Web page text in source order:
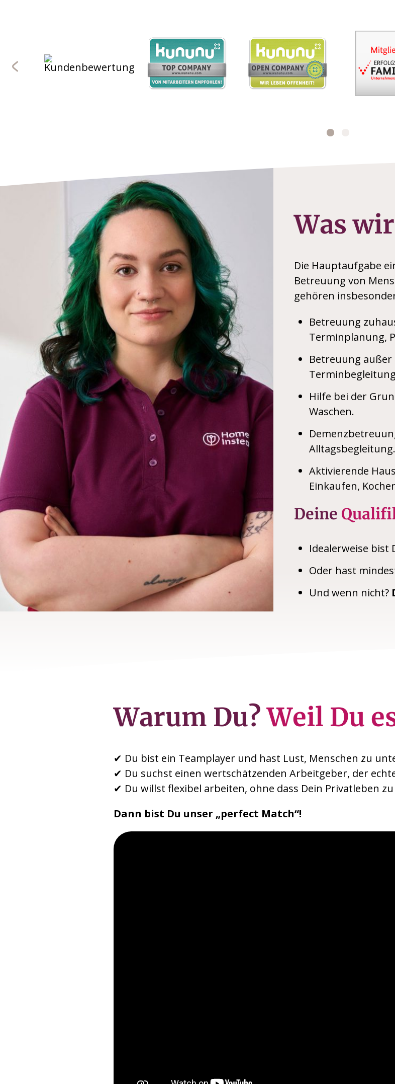
Was
Die Hauptaufgabe
Betreuung von
gehören
Betreuung
Terminplanung,
Betreuung außer
Hilfe bei der
Waschen.
Alltagsbegleitung.
Aktivierende
Einkaufen,
Deine
Idealerweise bist
Oder hast
Und wenn nicht?
Warum Du?Weil Du
✔ Du bist ein Teamplayer und hast Lust, Menschen zu
✔ Du suchst einen wertschätzenden Arbeitgeber, der
✔ Du willst flexibel arbeiten, ohne dass Dein Privatleben
Dann bist Du unser „perfect Match“!